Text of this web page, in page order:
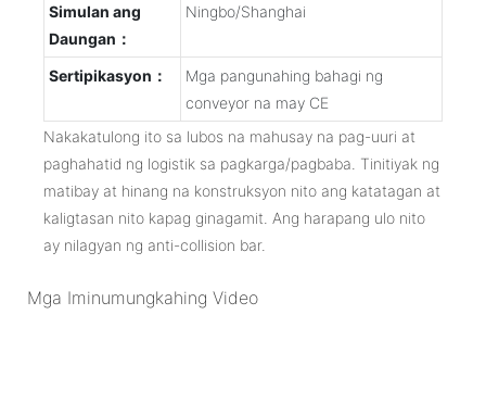
Simulan ang
Daungan：
Ningbo/Shanghai
Sertipikasyon：
Mga pangunahing bahagi ng
conveyor na may CE
Nakakatulong ito sa lubos na mahusay na pag-uuri at
paghahatid ng logistik sa pagkarga/pagbaba. Tinitiyak ng
matibay at hinang na konstruksyon nito ang katatagan at
kaligtasan nito kapag ginagamit. Ang harapang ulo nito
ay nilagyan ng anti-collision bar.
Mga Iminumungkahing Video